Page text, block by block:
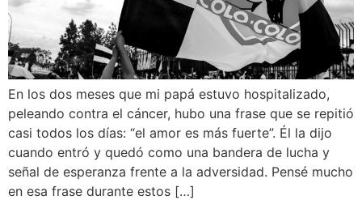
En los dos meses que mi papá estuvo hospitalizado,
peleando contra el cáncer, hubo una frase que se repitió
casi todos los días: “el amor es más fuerte”. Él la dijo
cuando entró y quedó como una bandera de lucha y
señal de esperanza frente a la adversidad. Pensé mucho
en esa frase durante estos […]